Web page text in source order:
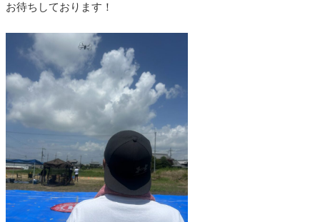
お待ちしております！